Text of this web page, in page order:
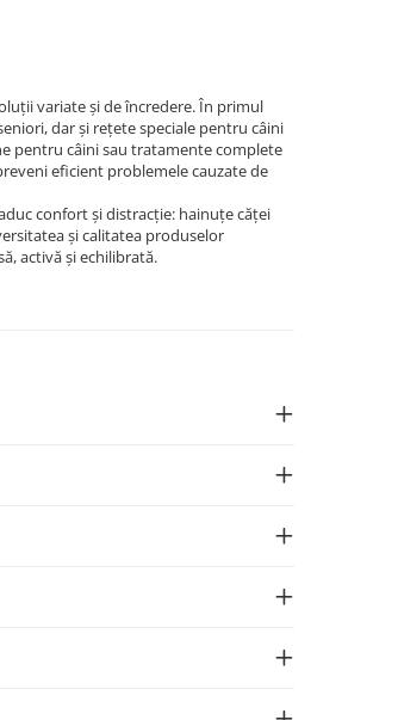
variate și de încredere. În primul
dar și rețete speciale pentru câini
pentru câini sau tratamente complete
eficient problemele cauzate de
confort și distracție: hainuțe căței
și calitatea produselor
activă și echilibrată.